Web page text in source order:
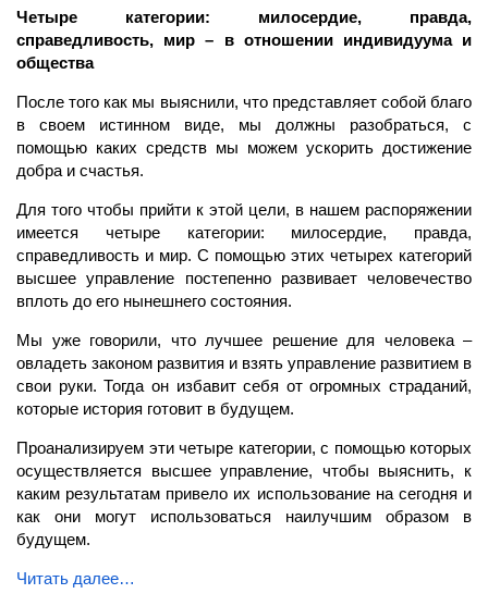
Четыре категории: милосердие, правда,
справедливость, мир – в отношении индивидуума и
общества
После того как мы выяснили, что представляет собой благо
в своем истинном виде, мы должны разобраться, с
помощью каких средств мы можем ускорить достижение
добра и счастья.
Для того чтобы прийти к этой цели, в нашем распоряжении
имеется четыре категории: милосердие, правда,
справедливость и мир. С помощью этих четырех категорий
высшее управление постепенно развивает человечество
вплоть до его нынешнего состояния.
Мы уже говорили, что лучшее решение для человека –
овладеть законом развития и взять управление развитием в
свои руки. Тогда он избавит себя от огромных страданий,
которые история готовит в будущем.
Проанализируем эти четыре категории, с помощью которых
осуществляется высшее управление, чтобы выяснить, к
каким результатам привело их использование на сегодня и
как они могут использоваться наилучшим образом в
будущем.
Читать далее…